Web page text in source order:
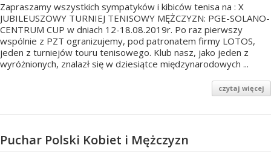
Zapraszamy wszystkich sympatyków i kibiców tenisa na : X
JUBILEUSZOWY TURNIEJ TENISOWY MĘŻCZYZN: PGE-SOLANO-
CENTRUM CUP w dniach 12-18.08.2019r. Po raz pierwszy
wspólnie z PZT ogranizujemy, pod patronatem firmy LOTOS,
jeden z turniejów touru tenisowego. Klub nasz, jako jeden z
wyróżnionych, znalazł się w dziesiątce międzynarodowych ...
czytaj więcej
Puchar Polski Kobiet i Mężczyzn